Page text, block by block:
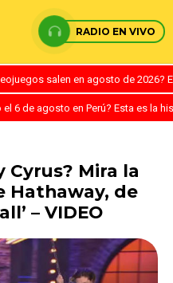
RADIO EN VIVO
salen en agosto de
el 6 de agosto en Perú? Esta es la
Cyrus? Mira la
Hathaway, de
– VIDEO